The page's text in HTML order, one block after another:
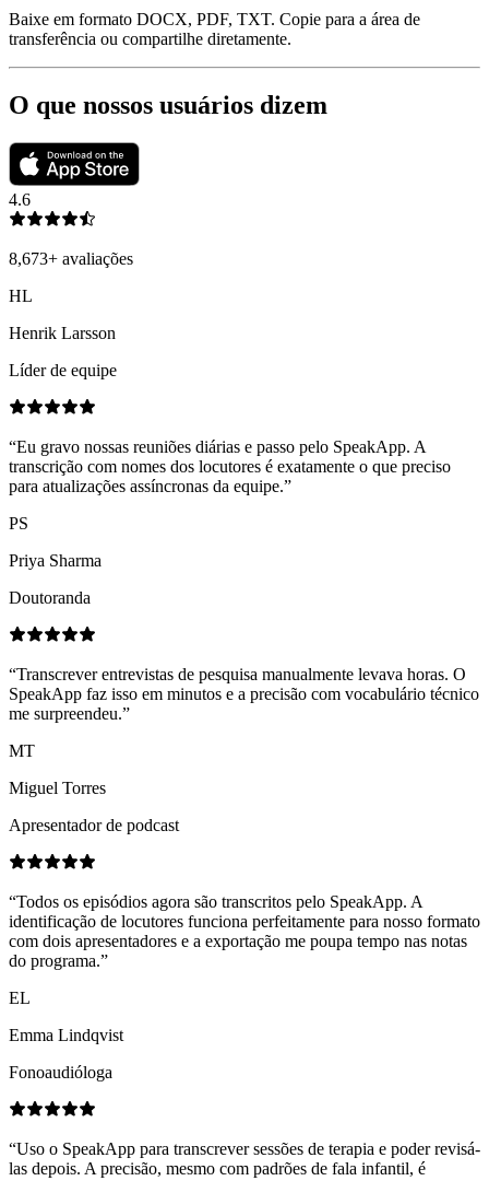
Baixe em formato DOCX, PDF, TXT. Copie para a área de
transferência ou compartilhe diretamente.
O que nossos usuários dizem
4.6
8,673+ avaliações
HL
Henrik Larsson
Líder de equipe
“Eu gravo nossas reuniões diárias e passo pelo SpeakApp. A
transcrição com nomes dos locutores é exatamente o que preciso
para atualizações assíncronas da equipe.”
PS
Priya Sharma
Doutoranda
“Transcrever entrevistas de pesquisa manualmente levava horas. O
SpeakApp faz isso em minutos e a precisão com vocabulário técnico
me surpreendeu.”
MT
Miguel Torres
Apresentador de podcast
“Todos os episódios agora são transcritos pelo SpeakApp. A
identificação de locutores funciona perfeitamente para nosso formato
com dois apresentadores e a exportação me poupa tempo nas notas
do programa.”
EL
Emma Lindqvist
Fonoaudióloga
“Uso o SpeakApp para transcrever sessões de terapia e poder revisá-
las depois. A precisão, mesmo com padrões de fala infantil, é